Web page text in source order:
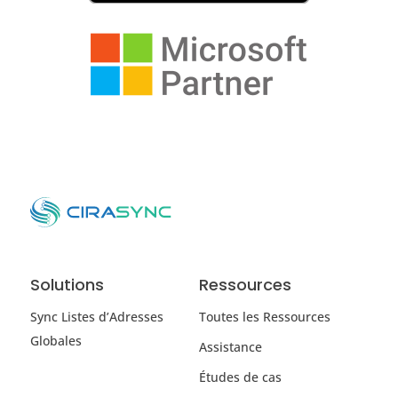
Solutions
Sync Listes d’Adresses
Globales
Ressources
Toutes les Ressources
Assistance
Études de cas